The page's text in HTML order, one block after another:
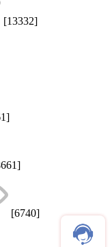
[13332]
[6740]